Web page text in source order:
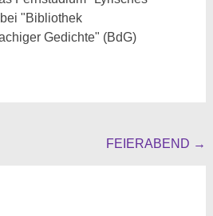
"Bibliothek
Gedichte" (BdG)
FEIERABEND →